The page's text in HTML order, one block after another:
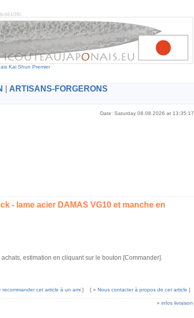
Kai Shun Premier
ARTISANS-FORGERONS
Date: Saturday 08.08.2026 at 13:35:17
- lame acier DAMAS VG10 et manche en
estimation en cliquant sur le bouton [Commander].
recommander cet article à un ami] [ » Nous contacter à propos de cet article ]
» infos livraison